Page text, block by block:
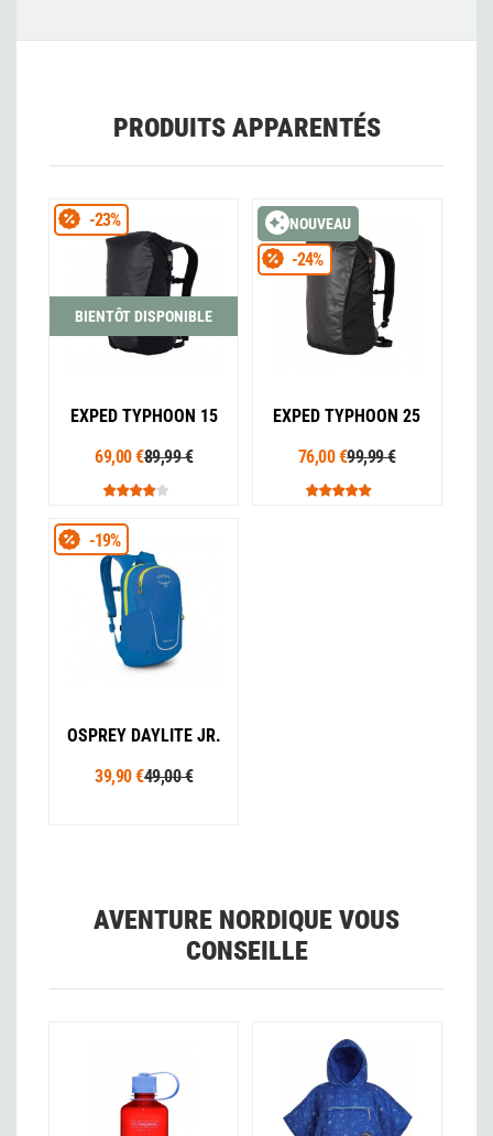
PRODUITS APPARENTÉS
BIENTÔT DISPONIBLE
EXPED TYPHOON 15
69,00 €89,99 €
-23% NOUVEAU
EXPED TYPHOON 25
76,00 €99,99 €
-24%
OSPREY DAYLITE JR.
39,90 €49,00 €
-19%
AVENTURE NORDIQUE VOUS
CONSEILLE